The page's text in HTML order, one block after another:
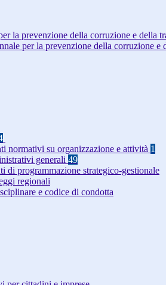
la prevenzione della corruzione e della
per la prevenzione della corruzione e
normativi su organizzazione e attività 1
generali 49
di programmazione strategico-gestionale
regionali
e codice di condotta